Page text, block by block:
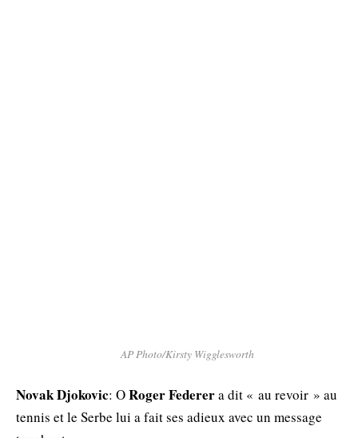
AP Photo/Kirsty Wigglesworth
Novak Djokovic: ΟRoger Federera dit « au revoir » au
tennis et le Serbe lui a fait ses adieux avec un message